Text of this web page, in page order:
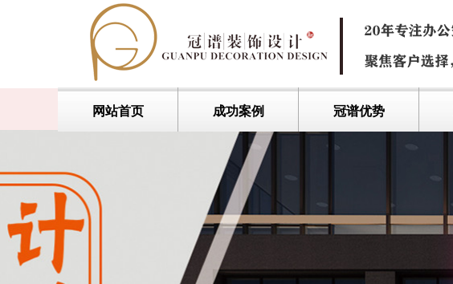
网站首页 成功案例 冠谱优势